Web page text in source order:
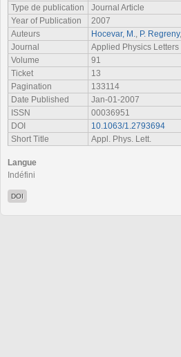
Type de publication
Journal Article
Year of Publication
2007
Auteurs
Hocevar, M. P. Regreny,
Journal
Applied Physics Letters
Volume
91
Ticket
13
Pagination
133114
Date Published
Jan-01-2007
ISSN
00036951
DOI
10.1063/1.2793694
Short Title
Appl. Phys. Lett.
Langue
Indéfini
DOI